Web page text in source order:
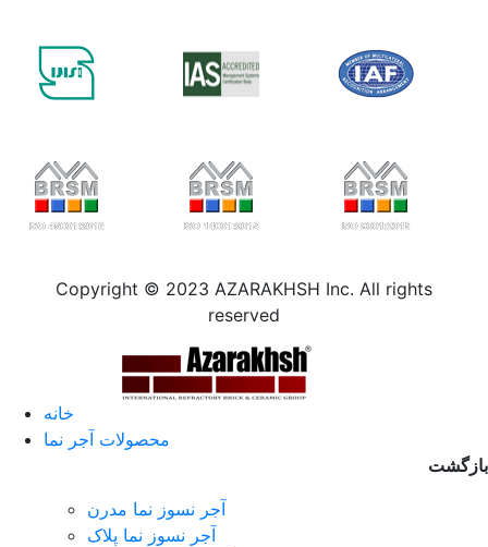
Copyright © 2023 AZARAKHSH Inc. All rights
reserved
خانه
محصولات آجر نما
بازگشت
آجر نسوز نما مدرن
آجر نسوز نما پلاک